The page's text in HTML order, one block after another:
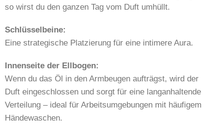
so wirst du den ganzen Tag vom Duft umhüllt.
Schlüsselbeine:
Eine strategische Platzierung für eine intimere Aura.
Innenseite der Ellbogen:
Wenn du das Öl in den Armbeugen aufträgst, wird der
Duft eingeschlossen und sorgt für eine langanhaltende
Verteilung – ideal für Arbeitsumgebungen mit häufigem
Händewaschen.